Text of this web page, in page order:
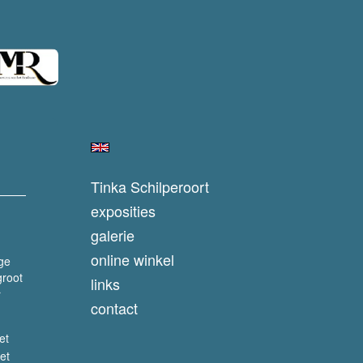
Tinka Schilperoort
exposities
galerie
online winkel
links
contact